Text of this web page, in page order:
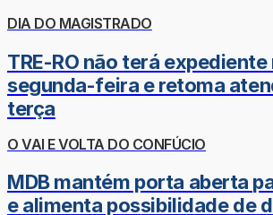
DIA DO MAGISTRADO
TRE-RO não terá expediente
segunda-feira e retoma
terça
O VAI E VOLTA DO CONFÚCIO
MDB mantém porta aberta
e alimenta possibilidade de